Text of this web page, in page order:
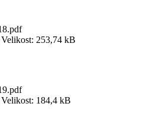
253,74 kB
184,4 kB